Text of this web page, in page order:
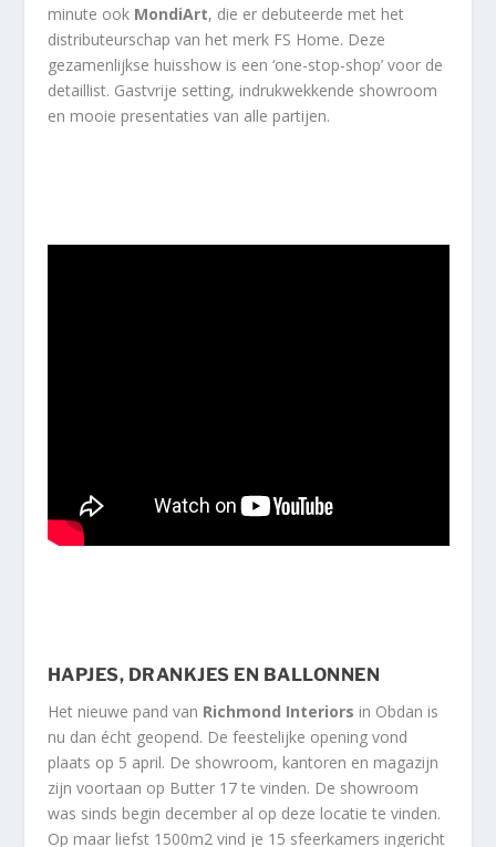
minute ook MondiArt, die er debuteerde met het
distributeurschap van het merk FS Home. Deze
gezamenlijkse huisshow is een ‘one-stop-shop’ voor de
detaillist. Gastvrije setting, indrukwekkende showroom
en mooie presentaties van alle partijen.
HAPJES, DRANKJES EN BALLONNEN
Het nieuwe pand van Richmond Interiors in Obdan is
nu dan écht geopend. De feestelijke opening vond
plaats op 5 april. De showroom, kantoren en magazijn
zijn voortaan op Butter 17 te vinden. De showroom
was sinds begin december al op deze locatie te vinden.
Op maar liefst 1500m2 vind je 15 sfeerkamers ingericht